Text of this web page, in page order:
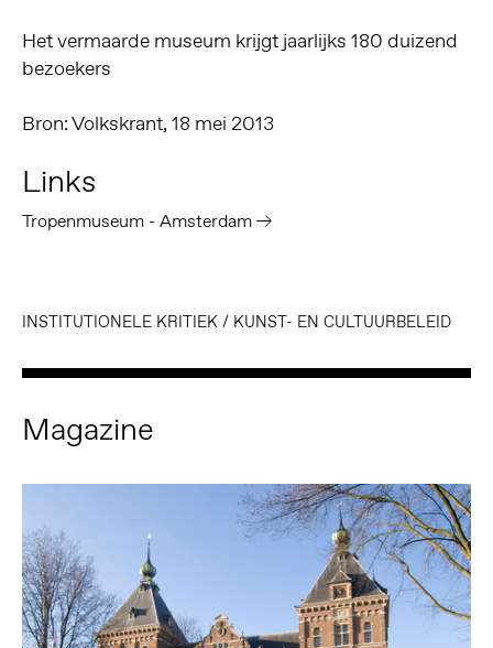
Het vermaarde museum krijgt jaarlijks 180 duizend
bezoekers
Bron: Volkskrant, 18 mei 2013
Links
Tropenmuseum - Amsterdam
INSTITUTIONELE KRITIEK/ KUNST- EN CULTUURBELEID
Magazine